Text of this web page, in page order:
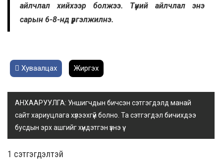
айлчлал хийхээр болжээ. Түүний айлчлал энэ
сарын 6-8-нд үргэлжилнэ.
Хуваалцах Жиргэх
АНХААРУУЛГА: Уншигчдын бичсэн сэтгэгдэлд манай
сайт хариуцлага хүлээхгүй болно. Та сэтгэгдэл бичихдээ
бусдын эрх ашгийг хүндэтгэн үзнэ үү.
1 сэтгэгдэлтэй